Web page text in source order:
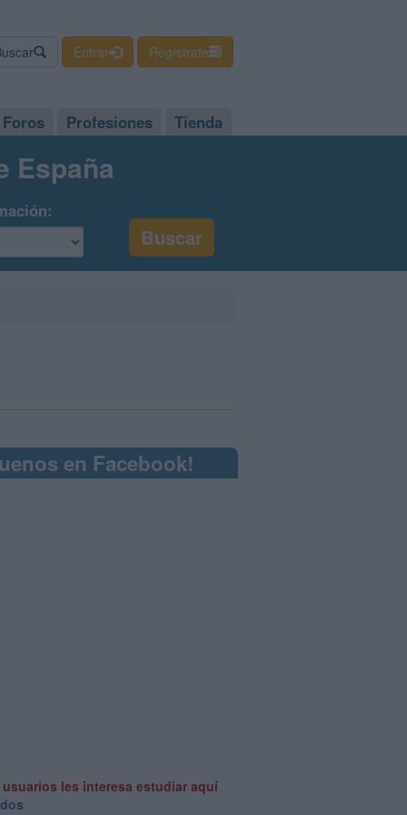
Entrar Regístrate
Foros Profesiones Tienda
España
en Facebook!
usuarios les interesa estudiar aquí